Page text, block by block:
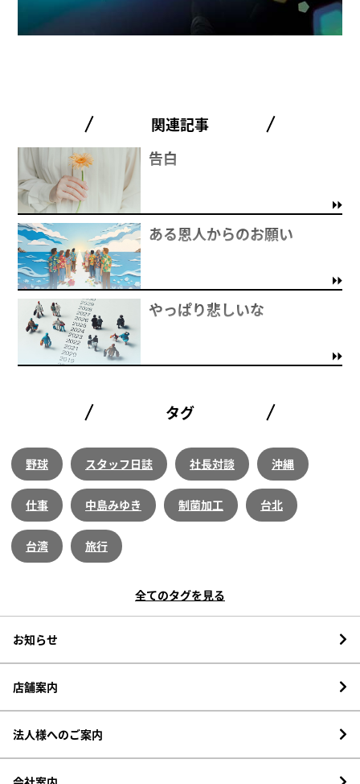
関連記事
告白
ある恩人からのお願い
やっぱり悲しいな
タグ
野球 スタッフ日誌 社長対談 沖縄
仕事 中島みゆき 制菌加工 台北
台湾 旅行
全てのタグを見る
お知らせ
店舗案内
法人様へのご案内